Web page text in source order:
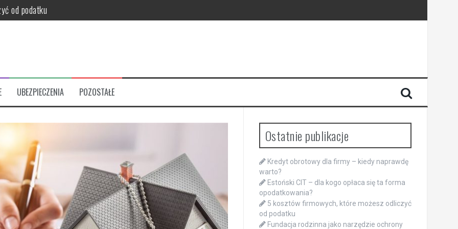
od podatku
w kryzysie?
warto?
opodatkowania?
UBEZPIECZENIA POZOSTAŁE
Ostatnie publikacje
Kredyt obrotowy dla firmy – kiedy naprawdę
warto?
Estoński CIT – dla kogo opłaca się ta forma
opodatkowania?
5 kosztów firmowych, które możesz odliczyć
od podatku
Fundacja rodzinna jako narzędzie ochrony